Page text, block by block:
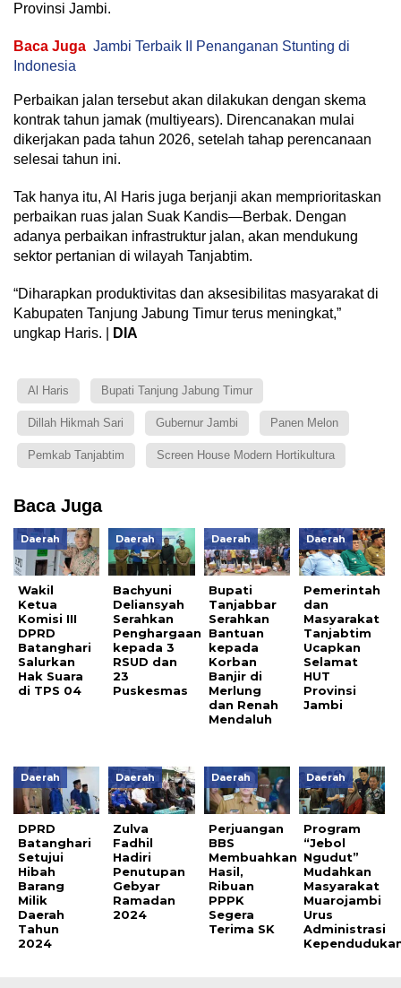
Provinsi Jambi.
Baca Juga Jambi Terbaik II Penanganan Stunting di
Indonesia
Perbaikan jalan tersebut akan dilakukan dengan skema
kontrak tahun jamak (multiyears). Direncanakan mulai
dikerjakan pada tahun 2026, setelah tahap perencanaan
selesai tahun ini.
Tak hanya itu, Al Haris juga berjanji akan memprioritaskan
perbaikan ruas jalan Suak Kandis—Berbak. Dengan
adanya perbaikan infrastruktur jalan, akan mendukung
sektor pertanian di wilayah Tanjabtim.
“Diharapkan produktivitas dan aksesibilitas masyarakat di
Kabupaten Tanjung Jabung Timur terus meningkat,”
ungkap Haris. |
DIA
Al Haris Bupati Tanjung Jabung Timur
Dillah Hikmah Sari Gubernur Jambi Panen Melon
Pemkab Tanjabtim Screen House Modern Hortikultura
Baca Juga
Daerah
Wakil
Ketua
Komisi III
DPRD
Batanghari
Salurkan
Hak Suara
di TPS 04
Daerah
Bachyuni
Deliansyah
Serahkan
Penghargaan
kepada 3
RSUD dan
23
Puskesmas
Daerah
Bupati
Tanjabbar
Serahkan
Bantuan
kepada
Korban
Banjir di
Merlung
dan Renah
Mendaluh
Daerah
Pemerintah
dan
Masyarakat
Tanjabtim
Ucapkan
Selamat
HUT
Provinsi
Jambi
Daerah
DPRD
Batanghari
Setujui
Hibah
Barang
Milik
Daerah
Tahun
2024
Daerah
Zulva
Fadhil
Hadiri
Penutupan
Gebyar
Ramadan
2024
Daerah
Perjuangan
BBS
Membuahkan
Hasil,
Ribuan
PPPK
Segera
Terima SK
Daerah
Program
“Jebol
Ngudut”
Mudahkan
Masyarakat
Muarojambi
Urus
Administrasi